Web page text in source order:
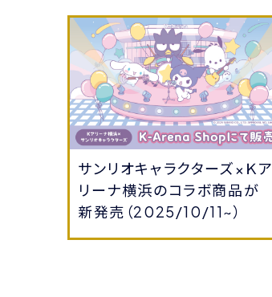
サンリオキャラクターズ×Ｋア
リーナ横浜のコラボ商品が
新発売（2025/10/11~）